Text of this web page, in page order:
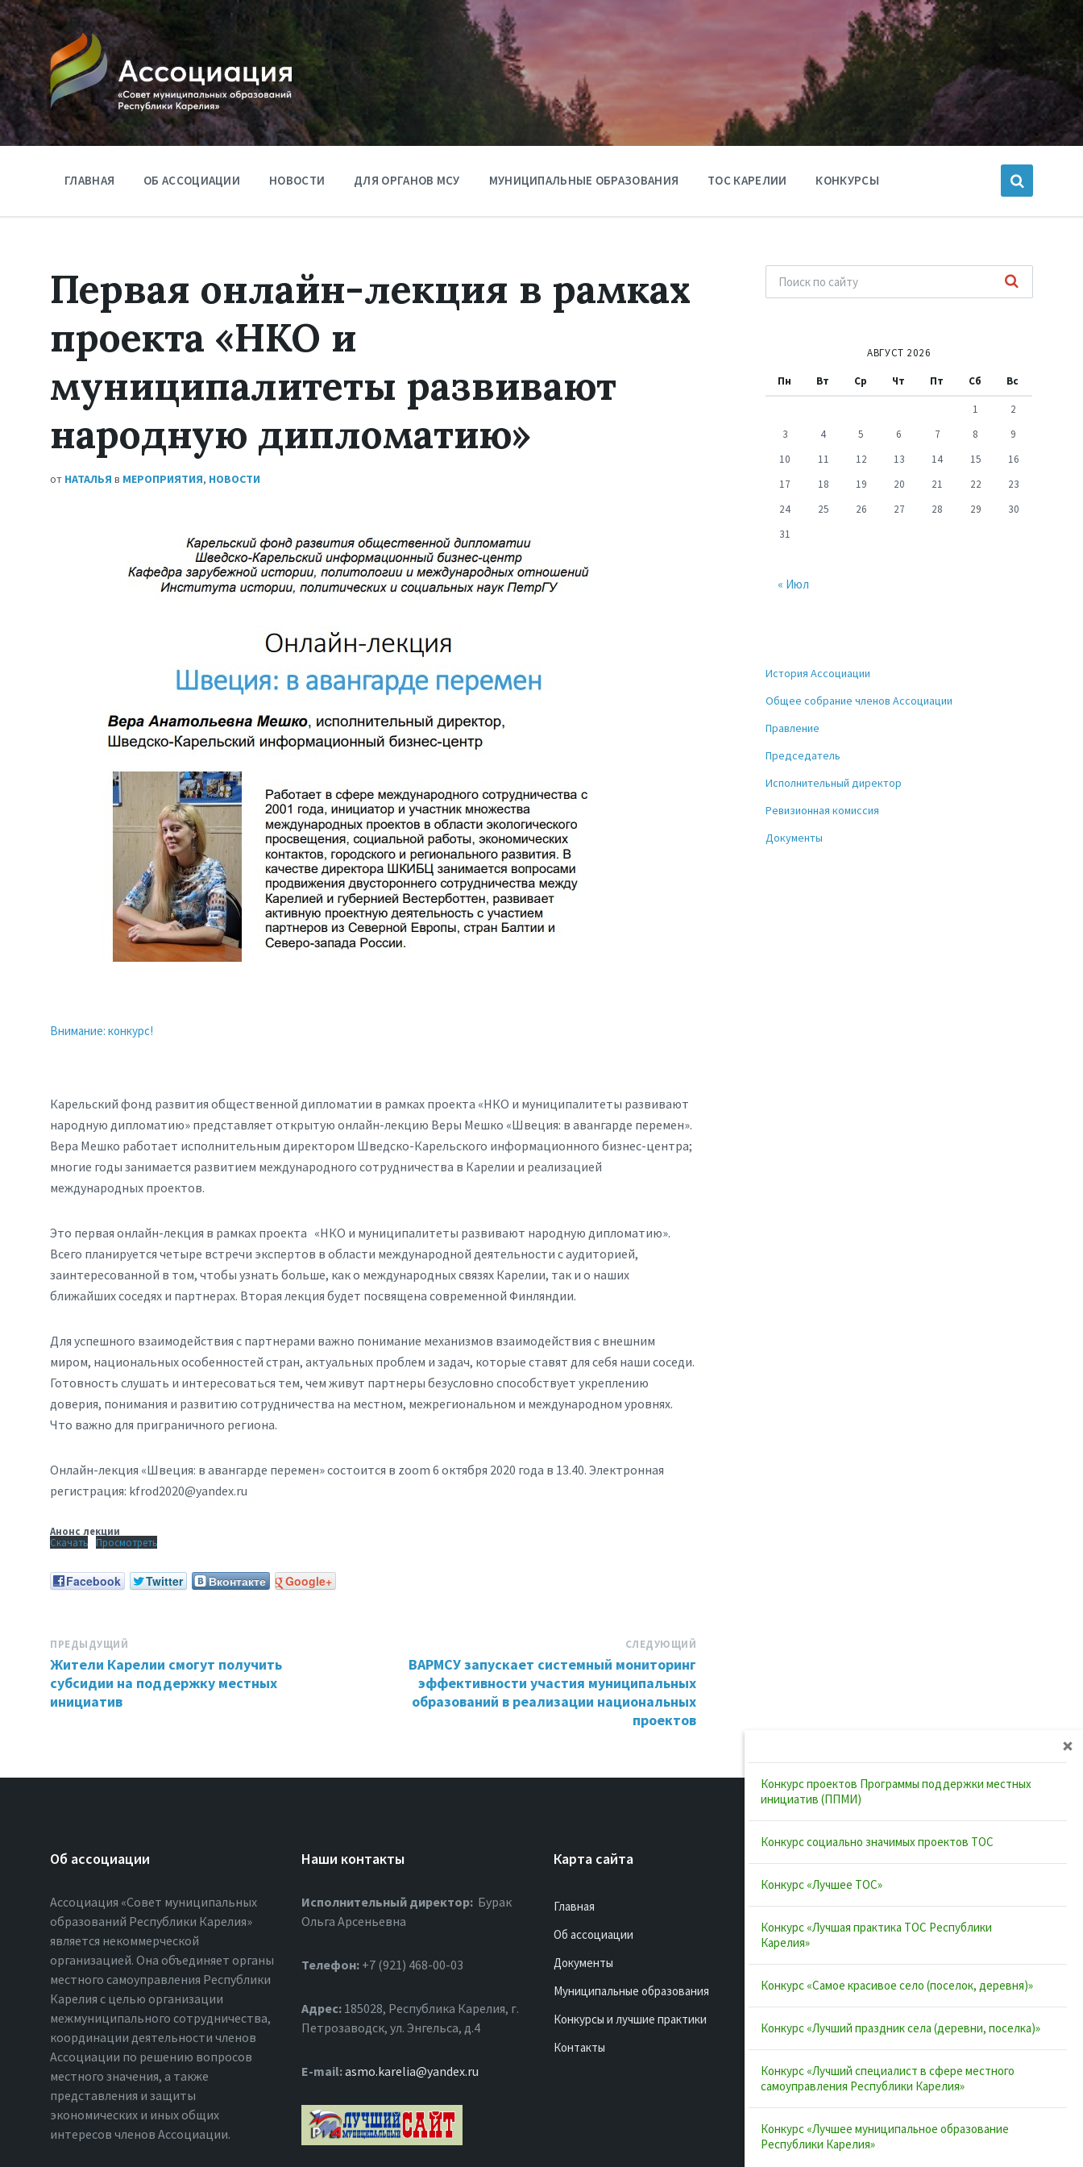
ГЛАВНАЯ ОБ АССОЦИАЦИИ НОВОСТИ ДЛЯ ОРГАНОВ МСУ МУНИЦИПАЛЬНЫЕ ОБРАЗОВАНИЯ ТОС КАРЕЛИИ КОНКУРСЫ
Первая онлайн-лекция в рамках
проекта «НКО и
муниципалитеты развивают
народную дипломатию»
от НАТАЛЬЯ в МЕРОПРИЯТИЯ, НОВОСТИ
Внимание: конкурс!
Карельский фонд развития общественной дипломатии в рамках проекта «НКО и муниципалитеты развивают
народную дипломатию» представляет открытую онлайн-лекцию Веры Мешко «Швеция: в авангарде перемен».
Вера Мешко работает исполнительным директором Шведско-Карельского информационного бизнес-центра;
многие годы занимается развитием международного сотрудничества в Карелии и реализацией
международных проектов.
Это первая онлайн-лекция в рамках проекта «НКО и муниципалитеты развивают народную дипломатию».
Всего планируется четыре встречи экспертов в области международной деятельности с аудиторией,
заинтересованной в том, чтобы узнать больше, как о международных связях Карелии, так и о наших
ближайших соседях и партнерах. Вторая лекция будет посвящена современной Финляндии.
Для успешного взаимодействия с партнерами важно понимание механизмов взаимодействия с внешним
миром, национальных особенностей стран, актуальных проблем и задач, которые ставят для себя наши соседи.
Готовность слушать и интересоваться тем, чем живут партнеры безусловно способствует укреплению
доверия, понимания и развитию сотрудничества на местном, межрегиональном и международном уровнях.
Что важно для приграничного региона.
Онлайн-лекция «Швеция: в авангарде перемен» состоится в zoom 6 октября 2020 года в 13.40. Электронная
регистрация: kfrod2020@yandex.ru
Анонс лекции
Скачать
Просмотреть
Facebook Twitter Вконтакте Google+
ПРЕДЫДУЩИЙ
Жители Карелии смогут получить
субсидии на поддержку местных
инициатив
СЛЕДУЮЩИЙ
ВАРМСУ запускает системный мониторинг
эффективности участия муниципальных
образований в реализации национальных
проектов
АВГУСТ 2026
Пн Вт Ср Чт Пт Сб Вс
1
2
3
4 5 6 7 8
9
10
11 12 13 14 15
16
17
18 19 20 21 22
23
24
25 26 27 28 29
30
31
« Июл
История Ассоциации
Общее собрание членов Ассоциации
Правление
Председатель
Исполнительный директор
Ревизионная комиссия
Документы
Об ассоциации
Ассоциация «Совет муниципальных
образований Республики Карелия»
является некоммерческой
организацией. Она объединяет органы
местного самоуправления Республики
Карелия с целью организации
межмуниципального сотрудничества,
координации деятельности членов
Ассоциации по решению вопросов
местного значения, а также
представления и защиты
экономических и иных общих
интересов членов Ассоциации.
Наши контакты
Исполнительный директор: Бурак
Ольга Арсеньевна
Телефон: +7 (921) 468-00-03
Адрес: 185028, Республика Карелия, г.
Петрозаводск, ул. Энгельса, д.4
Е-mail:asmo.karelia@yandex.ru
Карта сайта
Главная
Об ассоциации
Документы
Муниципальные образования
Конкурсы и лучшие практики
Контакты
Полезные ссылки
Интернет-портал Республики
Карелия
Инициативы Карелии
Комфортная городская среда в
Карелии
Территориальное общественное
самоуправление в Республике
Карелия
ВАРМСУ
ОАТОС
Конкурс проектов Программы поддержки местных
инициатив (ППМИ)
Конкурс социально значимых проектов ТОС
Конкурс «Лучшее ТОС»
Конкурс «Лучшая практика ТОС Республики
Карелия»
Конкурс «Самое красивое село (поселок, деревня)»
Конкурс «Лучший праздник села (деревни, поселка)»
Конкурс «Лучший специалист в сфере местного
самоуправления Республики Карелия»
Конкурс «Лучшее муниципальное образование
Республики Карелия»